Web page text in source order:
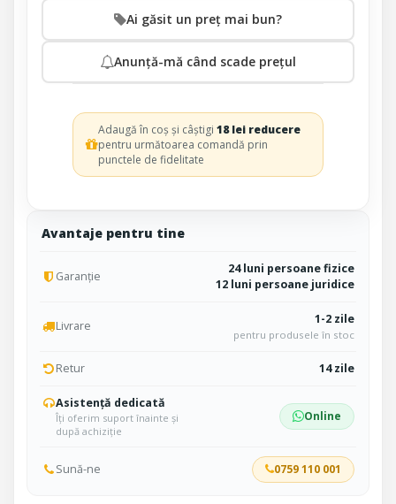
Avantaje pentru tine
Garanție
24 luni persoane fizice
12 luni persoane juridice
Livrare 1-2 zile
pentru produsele în stoc
Retur 14 zile
Asistență dedicată
Îți oferim suport înainte și
după achiziție
Online
Sună-ne 0759 110 001
Ai găsit un preț mai bun?
Anunță-mă când scade prețul
Adaugă în coș și câștigi18 lei reducere
pentru următoarea comandă prin
punctele de fidelitate